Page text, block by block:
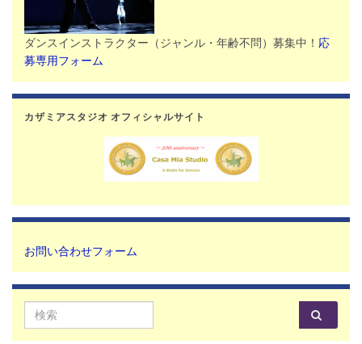
ダンスインストラクター（ジャンル・年齢不問）募集中！ 応
募専用フォーム
カザミアスタジオ オフィシャルサイト
お問い合わせフォーム
Search for: